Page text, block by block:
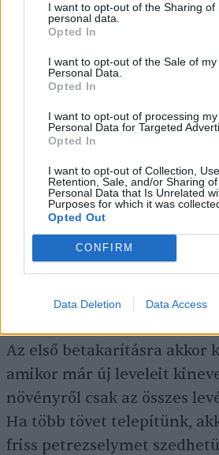
I want to opt-out of the Sharing of
personal data.
Opted In
I want to opt-out of the Sale of my
Personal Data.
Opted In
I want to opt-out of processing my
Personal Data for Targeted
Opted In
I want to opt-out of Collection, Use,
Retention, Sale, and/or Sharing
Personal Data that Is Unrelated
Purposes for which it was
Opted Out
CONFIRM
Data Deletion Data Access
szakértővel
Lonkay Márta
gondozást igényel.
gyomlálása, valamint a
rendszeres öntözése és a
terméshozamért a
kiültetése után többször kis
öntözzük a növényeinket, a
ezután a szárazabb
könnyebben átvészelik.
Az első betakarításra akkor
amikor már új leveleit
növényről csak az összes
Ha több tövet telepítünk,
friss petrezselymet